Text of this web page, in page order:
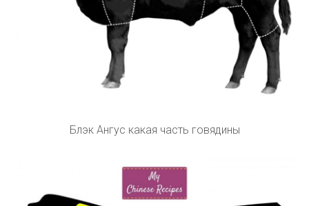
Блэк Ангус какая часть говядины